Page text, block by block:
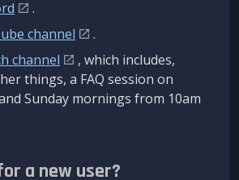
.
channel
.
channel
, which includes,
things, a FAQ session on
Sunday mornings from 10am
a new user?